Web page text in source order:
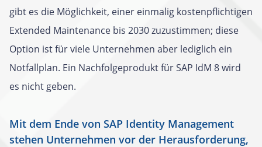
gibt es die Möglichkeit, einer einmalig kostenpflichtigen
Extended Maintenance bis 2030 zuzustimmen; diese
Option ist für viele Unternehmen aber lediglich ein
Notfallplan. Ein Nachfolgeprodukt für SAP IdM 8 wird
es nicht geben.
Mit dem Ende von SAP Identity Management
stehen Unternehmen vor der Herausforderung,